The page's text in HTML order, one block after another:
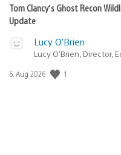
Tom Clancy’s Ghost Recon
Update
Lucy O’Brien
Lucy O’Brien, Director,
Veröffentlichungsdatum:
6. Aug 2026 1